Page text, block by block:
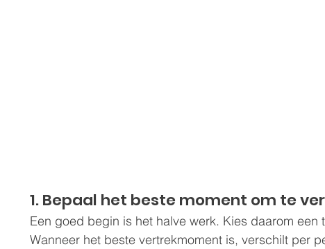
1. Bepaal het beste moment om te
Een goed begin is het halve werk. Kies daarom een
Wanneer het beste vertrekmoment is, verschilt per